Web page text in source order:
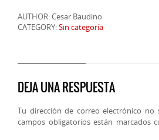
AUTHOR: Cesar Baudino
CATEGORY:Sin categoría
DEJA UNA RESPUESTA
Tu dirección de correo electrónico no
campos obligatorios están marcados